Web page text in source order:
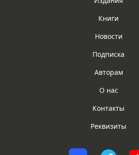
Книги
Новости
Подписка
Авторам
О нас
Контакты
Реквизиты